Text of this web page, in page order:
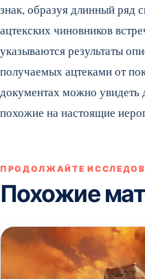
знак, образуя длинный ряд
ацтекских чиновников
указываются результаты
получаемых ацтеками от
документах можно увидеть
похожие на настоящие
ПРОДОЛЖАЙТЕ
Похожие